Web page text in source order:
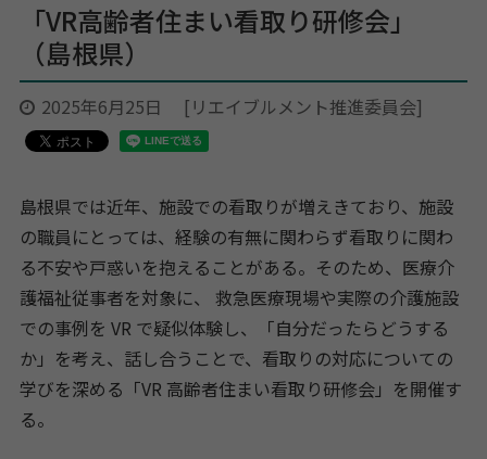
置:
「VR高齢者住まい看取り研修会」
（島根県）
2025年6月25日 [リエイブルメント推進委員会]
島根県では近年、施設での看取りが増えきており、施設
の職員にとっては、経験の有無に関わらず看取りに関わ
る不安や戸惑いを抱えることがある。そのため、医療介
護福祉従事者を対象に、 救急医療現場や実際の介護施設
での事例を VR で疑似体験し、「自分だったらどうする
か」を考え、話し合うことで、看取りの対応についての
学びを深める「VR 高齢者住まい看取り研修会」を開催す
る。